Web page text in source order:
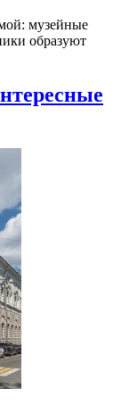
музейные
образуют